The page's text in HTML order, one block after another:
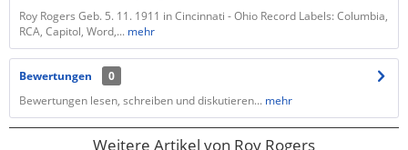
Roy Rogers Geb. 5. 11. 1911 in Cincinnati - Ohio Record Labels: Columbia,
RCA, Capitol, Word,... mehr
Bewertungen
0
Bewertungen lesen, schreiben und diskutieren... mehr
Weitere Artikel von Roy Rogers